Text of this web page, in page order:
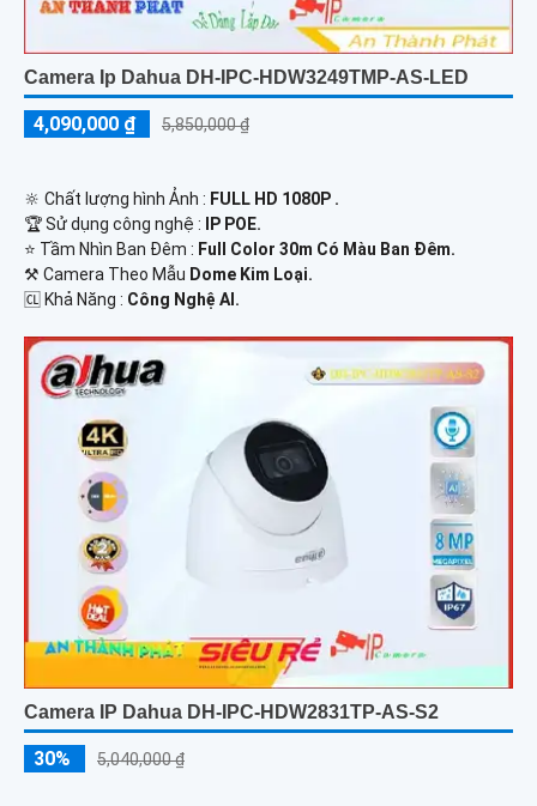
Camera Ip Dahua DH-IPC-HDW3249TMP-AS-LED
4,090,000 ₫ 5,850,000 ₫
🔆 Chất lượng hình Ảnh : FULL HD 1080P .
🏆 Sử dụng công nghệ :
IP POE.
⭐ Tầm Nhìn Ban Đêm : Full Color 30m Có Màu Ban Đêm.
⚒ Camera Theo Mẫu Dome Kim Loại.
️🆑 Khả Năng : Công Nghệ AI.
Camera IP Dahua DH-IPC-HDW2831TP-AS-S2
30% 5,040,000 ₫